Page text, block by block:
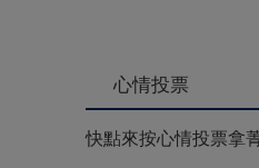
心情投票
快點來按心情投票拿